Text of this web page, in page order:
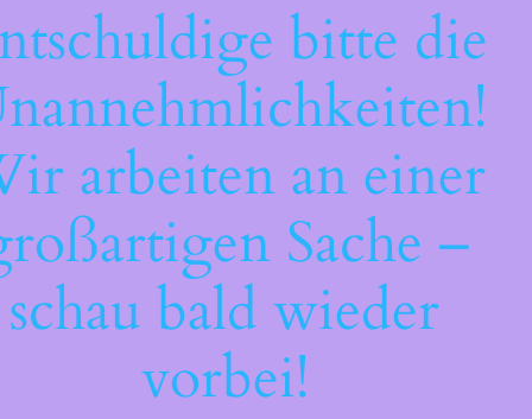
bitte die
arbeiten an einer
Sache –
schau bald wieder
vorbei!